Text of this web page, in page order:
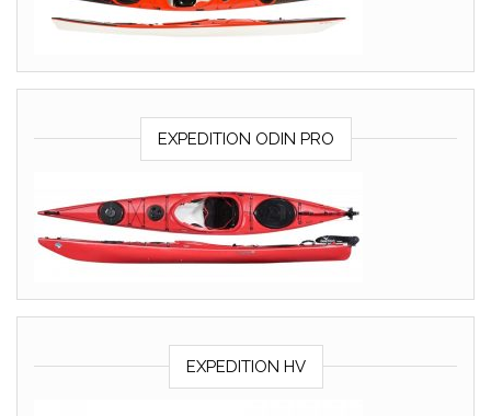
EXPEDITION ODIN PRO
EXPEDITION HV